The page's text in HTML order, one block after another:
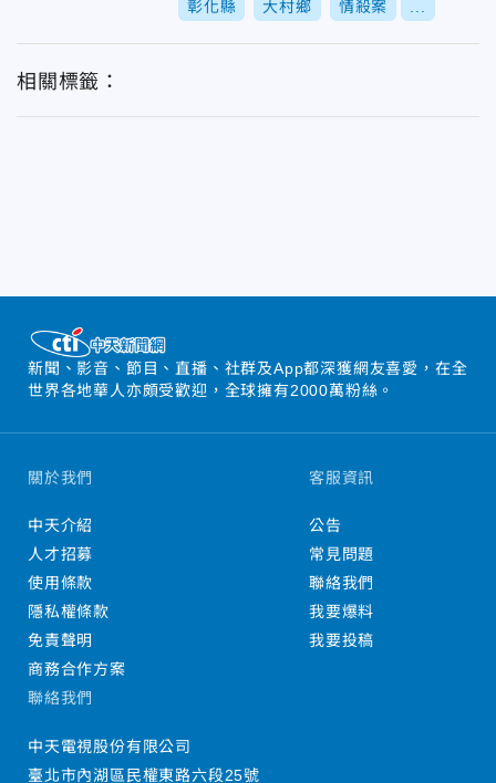
彰化縣 大村鄉 情殺案
相關標籤：
新聞、影音、節目、直播、社群及App都深獲網友喜愛，在全
世界各地華人亦頗受歡迎，全球擁有2000萬粉絲。
關於我們
中天介紹
人才招募
使用條款
隱私權條款
免責聲明
商務合作方案
客服資訊
公告
常見問題
聯絡我們
我要爆料
我要投稿
聯絡我們
中天電視股份有限公司
臺北市內湖區民權東路六段25號